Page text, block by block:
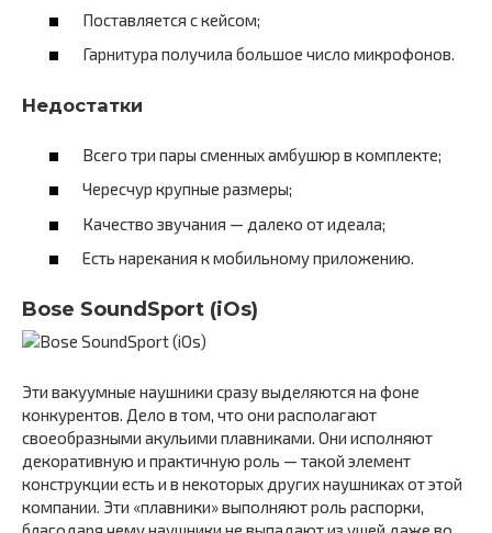
Поставляется с кейсом;
Гарнитура получила большое число микрофонов.
Недостатки
Всего три пары сменных амбушюр в комплекте;
Чересчур крупные размеры;
Качество звучания — далеко от идеала;
Есть нарекания к мобильному приложению.
Bose SoundSport (iOs)
Эти вакуумные наушники сразу выделяются на фоне
конкурентов. Дело в том, что они располагают
своеобразными акульими плавниками. Они исполняют
декоративную и практичную роль — такой элемент
конструкции есть и в некоторых других наушниках от этой
компании. Эти «плавники» выполняют роль распорки,